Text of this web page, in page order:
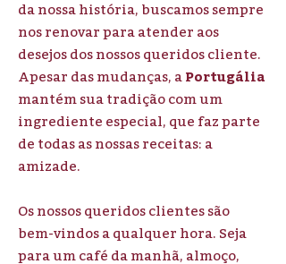
da nossa história, buscamos sempre
nos renovar para atender aos
desejos dos nossos queridos cliente.
Apesar das mudanças, a Portugália
mantém sua tradição com um
ingrediente especial, que faz parte
de todas as nossas receitas: a
amizade.
Os nossos queridos clientes são
bem-vindos a qualquer hora. Seja
para um café da manhã, almoço,